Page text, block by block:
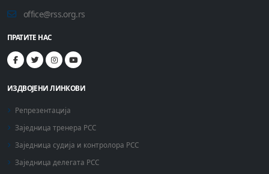
office@rss.org.rs
ПРАТИТЕ НАС
ИЗДВОЈЕНИ ЛИНКОВИ
Репрезентација
Заједница тренера РСС
Заједница судија и контролора РСС
Заједница делегата РСС